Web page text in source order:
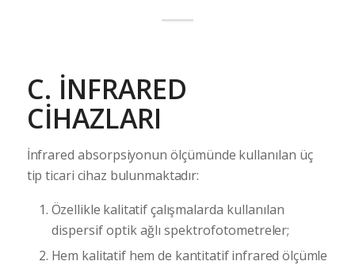
C. İNFRARED
CİHAZLARI
İnfrared absorpsiyonun ölçümünde kullanılan üç
tip ti­cari cihaz bulunmaktadır:
Özellikle kalitatif çalışma­larda kullanılan
dispersif optik ağlı spektrofotometreler;
Hem kalitatif hem de kantitatif infrared ölçümle­